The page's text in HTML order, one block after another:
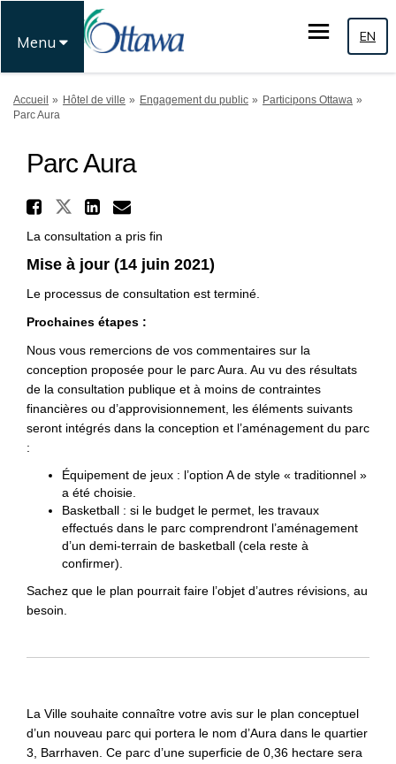
Menu EN
Vous êtes ici:
Accueil Hôtel de ville Engagement du public
Participons Ottawa
Parc Aura
Parc Aura
Partager Parc Aura sur
Partager Parc Aura sur
Partager Parc Aura sur
Courriel Parc Aura lien
La consultation a pris fin
Mise à jour (14 juin 2021)
Le processus de consultation est terminé.
Prochaines étapes :
Nous vous remercions de vos commentaires sur la
conception proposée pour le parc Aura. Au vu des résultats
de la consultation publique et à moins de contraintes
financières ou d’approvisionnement, les éléments suivants
seront intégrés dans la conception et l’aménagement du parc
:
Équipement de jeux : l’option A de style « traditionnel »
a été choisie.
Basketball : si le budget le permet, les travaux
effectués dans le parc comprendront l’aménagement
d’un demi-terrain de basketball (cela reste à
confirmer).
Sachez que le plan pourrait faire l’objet d’autres révisions, au
besoin.
La Ville souhaite connaître votre avis sur le plan conceptuel
d’un nouveau parc qui portera le nom d’Aura dans le quartier
3, Barrhaven. Ce parc d’une superficie de 0,36 hectare sera